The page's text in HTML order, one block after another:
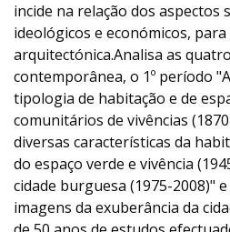
incide na relação dos aspectos
ideológicos e económicos,
arquitectónica.Analisa as
contemporânea, o 1º período
tipologia de habitação e de
comunitários de vivências
diversas características da
do espaço verde e vivência
cidade burguesa (1975-2008)"
imagens da exuberância da